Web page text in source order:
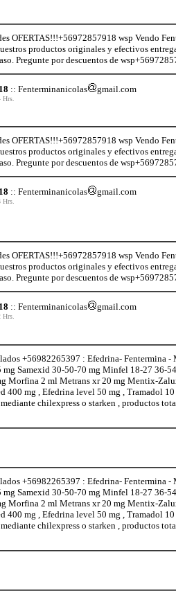
OFERTAS!!!+56972857918 wsp Vendo
productos originales y efectivos
Pregunte por descuentos de
:: Fenterminanicolas gmail.com
OFERTAS!!!+56972857918 wsp Vendo
productos originales y efectivos
Pregunte por descuentos de
:: Fenterminanicolas gmail.com
OFERTAS!!!+56972857918 wsp Vendo
productos originales y efectivos
Pregunte por descuentos de
:: Fenterminanicolas gmail.com
+56982265397 : Efedrina-
Samexid 30-50-70 mg Minfel 18-27 36-
Morfina 2 ml Metrans xr 20 mg Mentix-
400 mg , Efedrina level 50 mg , Tramadol
chilexpress o starken , productos
+56982265397 : Efedrina-
Samexid 30-50-70 mg Minfel 18-27 36-
Morfina 2 ml Metrans xr 20 mg Mentix-
400 mg , Efedrina level 50 mg , Tramadol
chilexpress o starken , productos